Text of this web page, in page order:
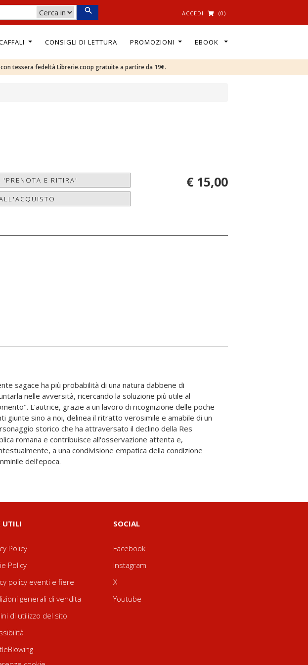
ACCEDI (0)
CONSIGLI DI LETTURA PROMOZIONI EBOOK
tessera fedeltà Librerie.coop gratuite a partire da 19€.
E RITIRA' € 15,00
dell'epoca.
UTILI
Policy
Policy
policy eventi e fiere
generali di vendita
di utilizzo del sito
SOCIAL
Facebook
Instagram
X
Youtube